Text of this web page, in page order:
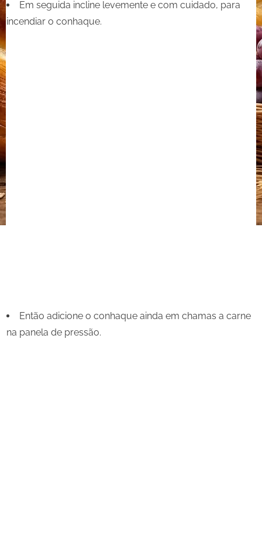
Em seguida incline levemente e com cuidado, para
incendiar o conhaque.
Então adicione o conhaque ainda em chamas a carne
na panela de pressão.